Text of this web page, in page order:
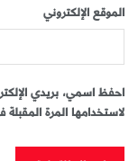
الموقع الإلكتروني
احفظ اسمي، بريدي
لاستخدامها المرة